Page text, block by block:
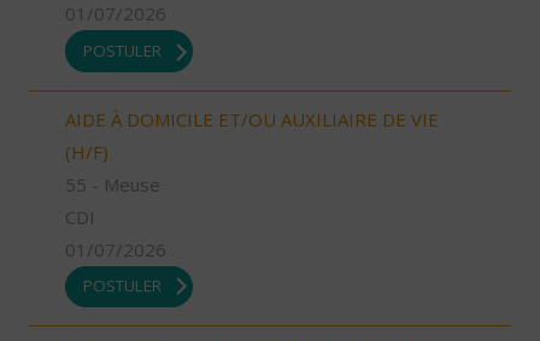
01/07/2026
POSTULER
AIDE À DOMICILE ET/OU AUXILIAIRE DE VIE
(H/F)
55 - Meuse
CDI
01/07/2026
POSTULER